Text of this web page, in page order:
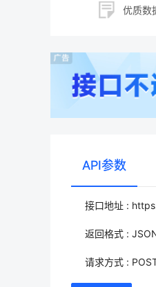
优质数
API参数
接口地址 :
返回格式 :
请求方式 :